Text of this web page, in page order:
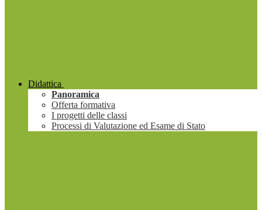
Didattica
Panoramica
Offerta formativa
I progetti delle classi
Processi di Valutazione ed Esame di Stato